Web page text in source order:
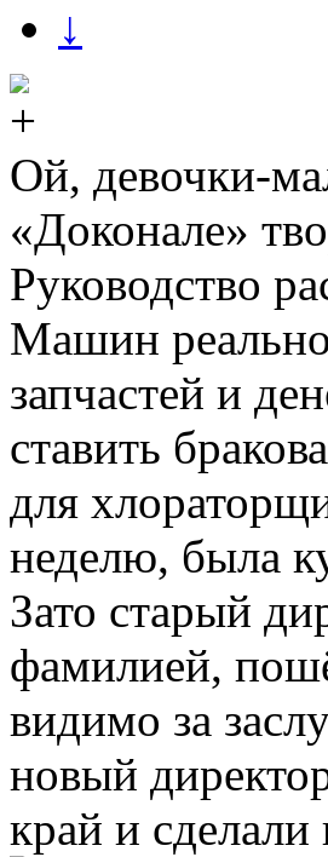
↓
Ой, девочки-
«Доконале»
Руководство
Машин реально
запчастей и
ставить
для
неделю, была
Зато старый
фамилией,
видимо за
новый
край и